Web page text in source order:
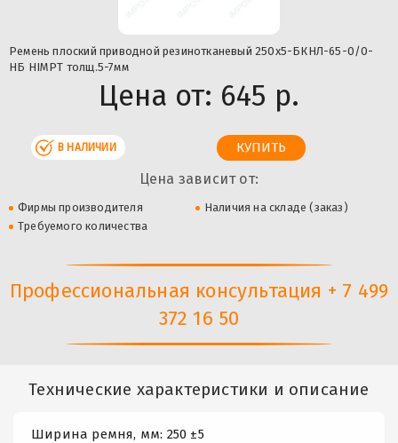
Ремень плоский приводной резинотканевый 250х5-БКНЛ-65-0/0-
НБ HIMPT толщ.5-7мм
Цена от: 645 р.
В НАЛИЧИИ
Цена зависит от:
Фирмы производителя
Наличия на складе (заказ)
Требуемого количества
Профессиональная консультация + 7 499
372 16 50
Технические характеристики и описание
Ширина ремня, мм: 250 ±5